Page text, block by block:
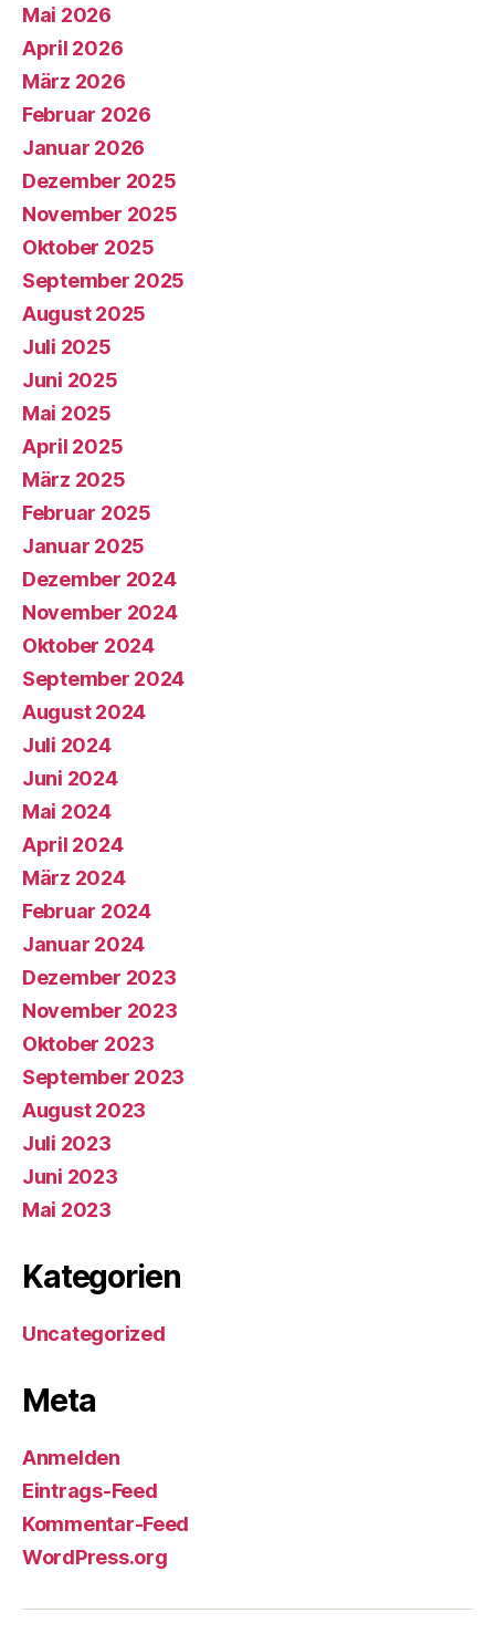
Mai 2026
April 2026
März 2026
Februar 2026
Januar 2026
Dezember 2025
November 2025
Oktober 2025
September 2025
August 2025
Juli 2025
Juni 2025
Mai 2025
April 2025
März 2025
Februar 2025
Januar 2025
Dezember 2024
November 2024
Oktober 2024
September 2024
August 2024
Juli 2024
Juni 2024
Mai 2024
April 2024
März 2024
Februar 2024
Januar 2024
Dezember 2023
November 2023
Oktober 2023
September 2023
August 2023
Juli 2023
Juni 2023
Mai 2023
Kategorien
Uncategorized
Meta
Anmelden
Eintrags-Feed
Kommentar-Feed
WordPress.org